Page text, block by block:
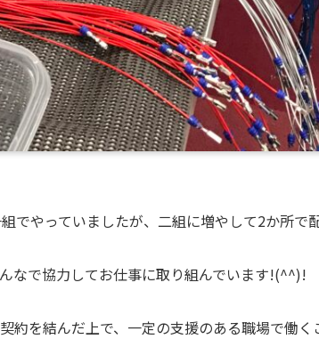
でやっていましたが、二組に増やして2か所で
なで協力してお仕事に取り組んでいます!(^^)!
約を結んだ上で、一定の支援のある職場で働